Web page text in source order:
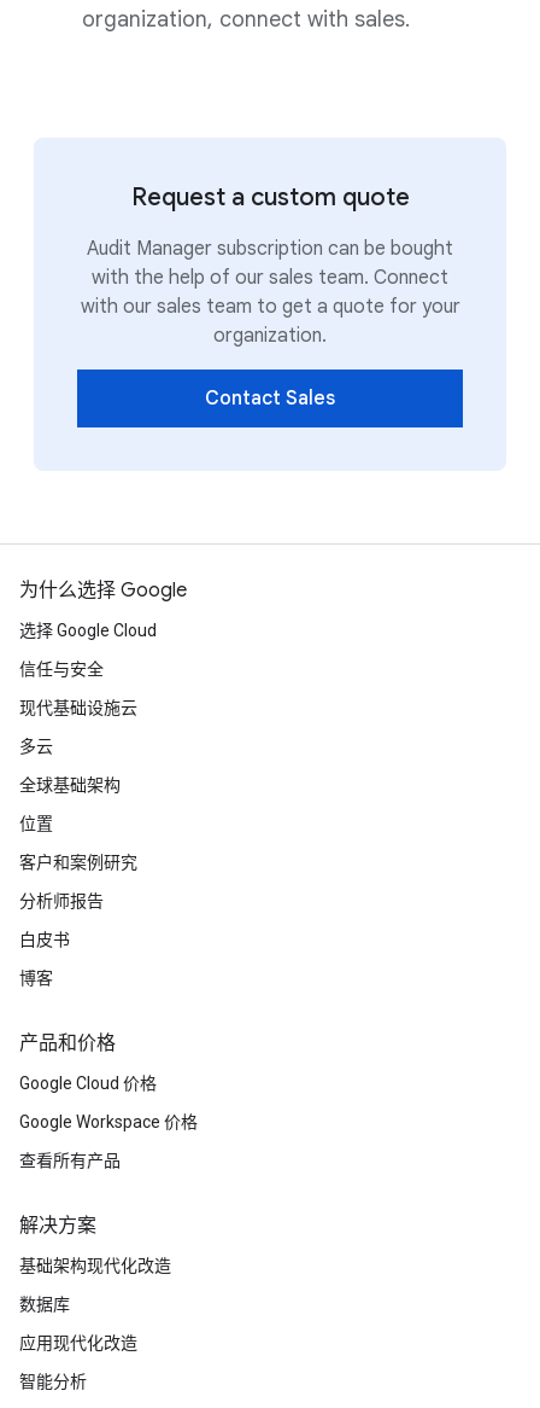
organization, connect with sales.
Request a custom quote
Audit Manager subscription can be bought
with the help of our sales team. Connect
with our sales team to get a quote for your
organization.
Contact Sales
为什么选择 Google
选择 Google Cloud
信任与安全
现代基础设施云
多云
全球基础架构
位置
客户和案例研究
分析师报告
白皮书
博客
产品和价格
Google Cloud 价格
Google Workspace 价格
查看所有产品
解决方案
基础架构现代化改造
数据库
应用现代化改造
智能分析